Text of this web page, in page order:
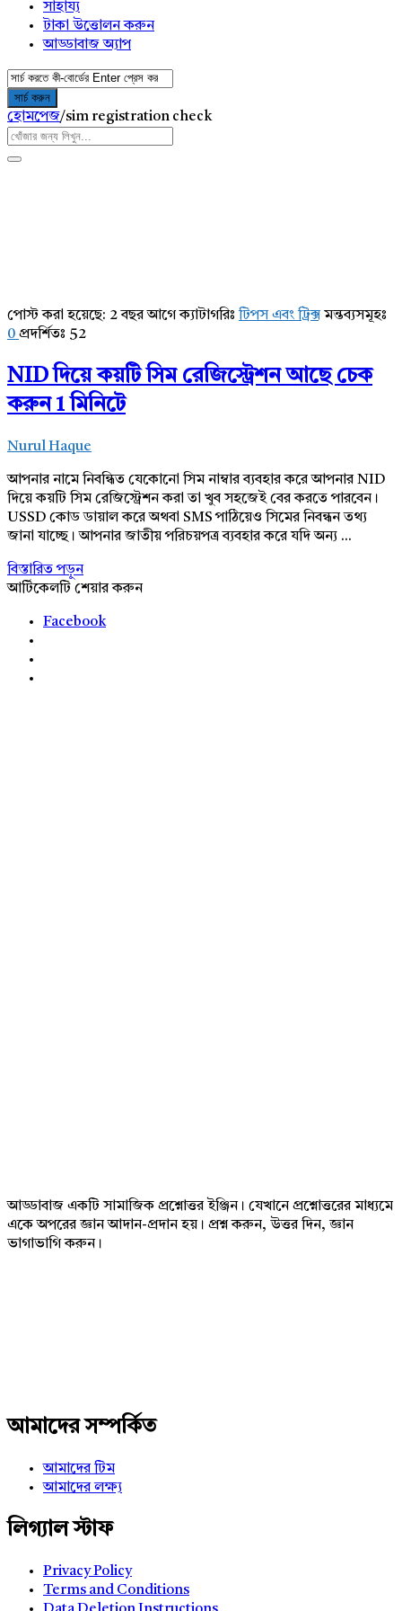
সাহায্য
টাকা উত্তোলন করুন
আড্ডাবাজ অ্যাপ
হোমপেজ/sim registration check
AddaBuzz.net
Articles
পোস্ট করা হয়েছে: 2 বছর আগে ক্যাটাগরিঃটিপস এবং ট্রিক্স মন্তব্যসমূহঃ
0 প্রদর্শিতঃ 52
NID দিয়ে কয়টি সিম রেজিস্ট্রেশন আছে চেক
করুন 1 মিনিটে
Nurul Haque
আপনার নামে নিবন্ধিত যেকোনো সিম নাম্বার ব্যবহার করে আপনার NID
দিয়ে কয়টি সিম রেজিস্ট্রেশন করা তা খুব সহজেই বের করতে পারবেন।
USSD কোড ডায়াল করে অথবা SMS পাঠিয়েও সিমের নিবন্ধন তথ্য
জানা যাচ্ছে। আপনার জাতীয় পরিচয়পত্র ব্যবহার করে যদি অন্য ...
বিস্তারিত পড়ুন
আর্টিকেলটি শেয়ার করুন
Facebook
আড্ডাবাজ একটি সামাজিক প্রশ্নোত্তর ইঞ্জিন। যেখানে প্রশ্নোত্তরের মাধ্যমে
একে অপরের জ্ঞান আদান-প্রদান হয়। প্রশ্ন করুন, উত্তর দিন, জ্ঞান
ভাগাভাগি করুন।
আমাদের সম্পর্কিত
আমাদের টিম
আমাদের লক্ষ্য
লিগ্যাল স্টাফ
Privacy Policy
Terms and Conditions